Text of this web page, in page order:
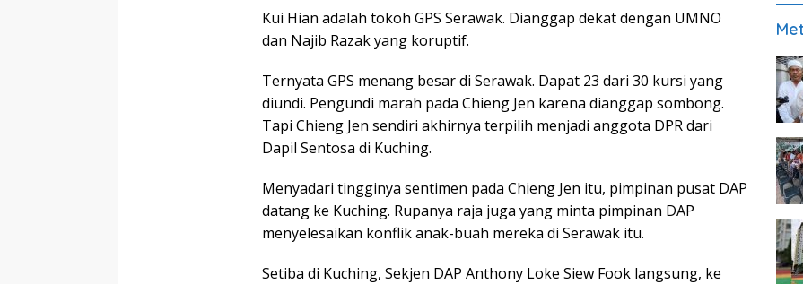
Kui Hian adalah tokoh GPS Serawak. Dianggap dekat dengan UMNO
dan Najib Razak yang koruptif.
Ternyata GPS menang besar di Serawak. Dapat 23 dari 30 kursi yang
diundi. Pengundi marah pada Chieng Jen karena dianggap sombong.
Tapi Chieng Jen sendiri akhirnya terpilih menjadi anggota DPR dari
Dapil Sentosa di Kuching.
Menyadari tingginya sentimen pada Chieng Jen itu, pimpinan pusat DAP
datang ke Kuching. Rupanya raja juga yang minta pimpinan DAP
menyelesaikan konflik anak-buah mereka di Serawak itu.
Setiba di Kuching, Sekjen DAP Anthony Loke Siew Fook langsung, ke